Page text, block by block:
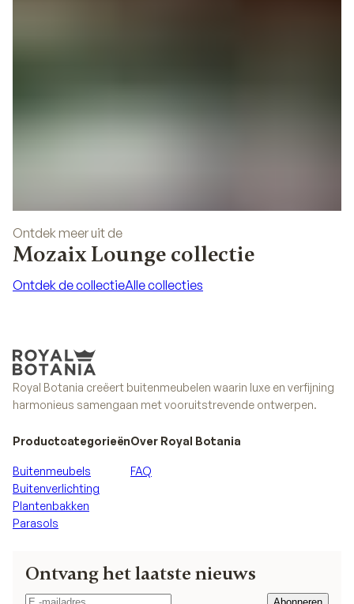
Ontdek meer uit de
Mozaix Lounge collectie
Ontdek de collectieAlle collecties
Royal Botania creëert buitenmeubelen waarin luxe en verfijning
harmonieus samengaan met vooruitstrevende ontwerpen.
Ontvang het laatste nieuws
Abonneren
Productcategorieën
Buitenmeubels
Buitenverlichting
Plantenbakken
Parasols
Over Royal Botania
FAQ